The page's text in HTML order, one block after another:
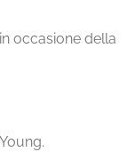
occasione della